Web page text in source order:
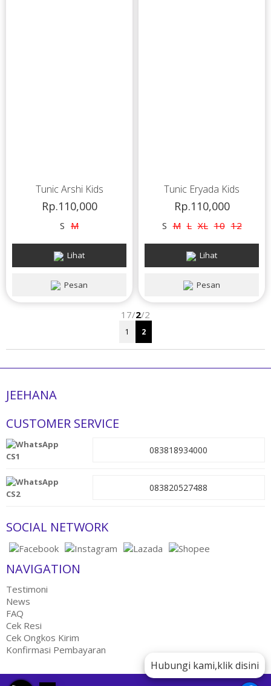
Hubungi kami,klik disini
Tunic Arshi Kids
Rp.110,000
S M
Pesan
Lihat
Tunic Eryada Kids
Rp.110,000
S M L XL 10 12
Pesan
Lihat
17/2/2
1 2
JEEHANA
CUSTOMER SERVICE
CS1
083818934000
CS2
083820527488
SOCIAL NETWORK
NAVIGATION
Testimoni
News
FAQ
Cek Resi
Cek Ongkos Kirim
Konfirmasi Pembayaran